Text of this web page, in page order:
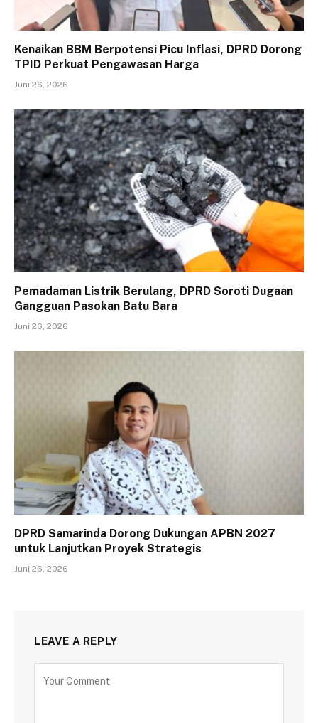
Kenaikan BBM Berpotensi Picu Inflasi, DPRD Dorong
TPID Perkuat Pengawasan Harga
Juni 26, 2026
Pemadaman Listrik Berulang, DPRD Soroti Dugaan
Gangguan Pasokan Batu Bara
Juni 26, 2026
DPRD Samarinda Dorong Dukungan APBN 2027
untuk Lanjutkan Proyek Strategis
Juni 26, 2026
LEAVE A REPLY